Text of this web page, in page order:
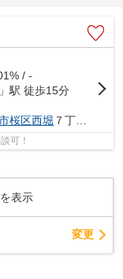
/ -
」駅 徒歩15分
桜区西堀 ７丁目18-30
可！
表示
変更